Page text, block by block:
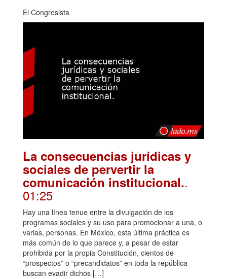
El Congresista
La consecuencias jurídicas y
sociales de pervertir la
comunicación institucional..
01:25
Hay una línea tenue entre la divulgación de los
programas sociales y su uso para promocionar a una, o
varias, personas. En México, esta última práctica es
más común de lo que parece y, a pesar de estar
prohibida por la propia Constitución, cientos de
“prospectos” o “precandidatos” en toda la república
buscan evadir dichos […]